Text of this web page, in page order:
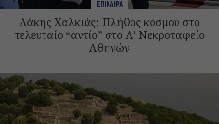
ΕΠΙΚΑΙΡΑ
Λάκης Χαλκιάς: Πλήθος κόσμου στο
τελευταίο “αντίο” στο Α’ Νεκροταφείο
Αθηνών